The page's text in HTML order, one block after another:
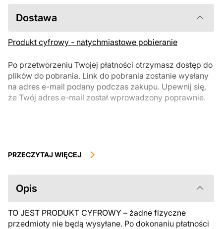
Dostawa
Produkt cyfrowy - natychmiastowe pobieranie
Po przetworzeniu Twojej płatności otrzymasz dostęp do
plików do pobrania. Link do pobrania zostanie wysłany
na adres e-mail podany podczas zakupu. Upewnij się,
że Twój adres e-mail został wprowadzony poprawnie.
podlegają zwrotowi ani wymianie po ich pobraniu. Zalecamy
przed zakupem. Jeśli masz jakiekolwiek problemy z zamówieniem,
skontaktuj się bezpośrednio ze sprzedawcą.
PRZECZYTAJ WIĘCEJ
Opis
TO JEST PRODUKT CYFROWY – żadne fizyczne
przedmioty nie będą wysyłane. Po dokonaniu płatności